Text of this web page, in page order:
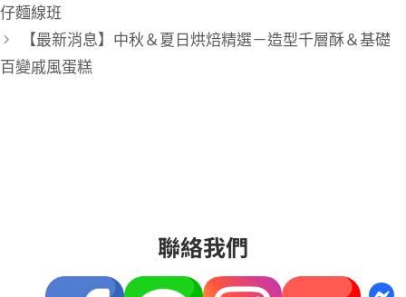
仔麵線班
【最新消息】中秋＆夏日烘焙精選－造型千層酥＆基礎
百變戚風蛋糕
聯絡我們